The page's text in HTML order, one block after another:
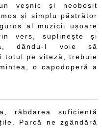
veșnic și neobosit
și simplu păstrător
al muzicii ușoare
vers, suplinește și
dându-I voie să
totul pe viteză, trebuie
o capodoperă a
răbdarea suficientă
Parcă ne zgândără